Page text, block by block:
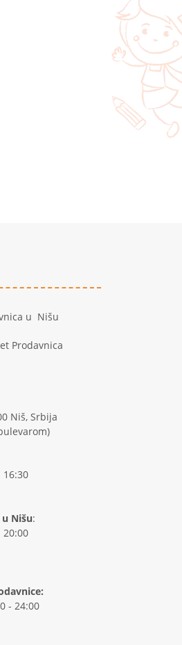
u Nišu
Prodavnica
Niš, Srbija
16:30
Nišu:
20:00
- 24:00